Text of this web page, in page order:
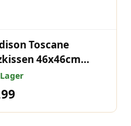
Toscane
46x46cm
Schwarz